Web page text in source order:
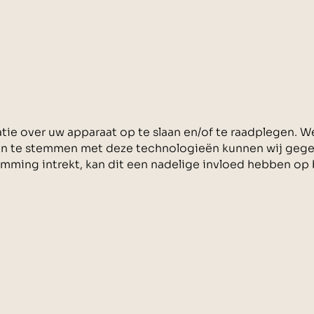
over uw apparaat op te slaan en/of te raadplegen.
stemmen met deze technologieën kunnen wij
intrekt, kan dit een nadelige invloed hebben